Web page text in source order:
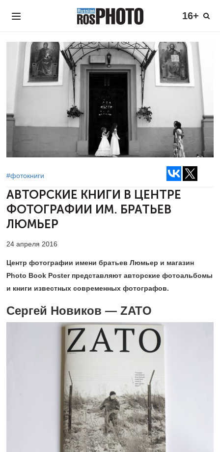
16+
#фотокниги
АВТОРСКИЕ КНИГИ В ЦЕНТРЕ
ФОТОГРАФИИ ИМ. БРАТЬЕВ
ЛЮМЬЕР
24 апреля 2016
Центр фотографии имени братьев Люмьер и магазин
Photo Book Poster представляют авторские фотоальбомы
и книги известных современных фотографов.
Сергей Новиков — ZATO